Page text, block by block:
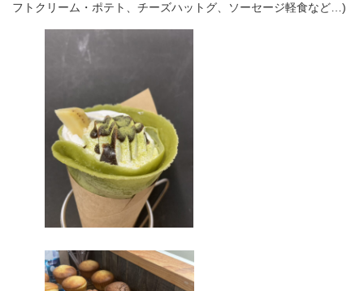
フトクリーム・ポテト、チーズハットグ、ソーセージ軽食など…)